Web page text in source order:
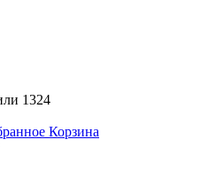
1324
Корзина